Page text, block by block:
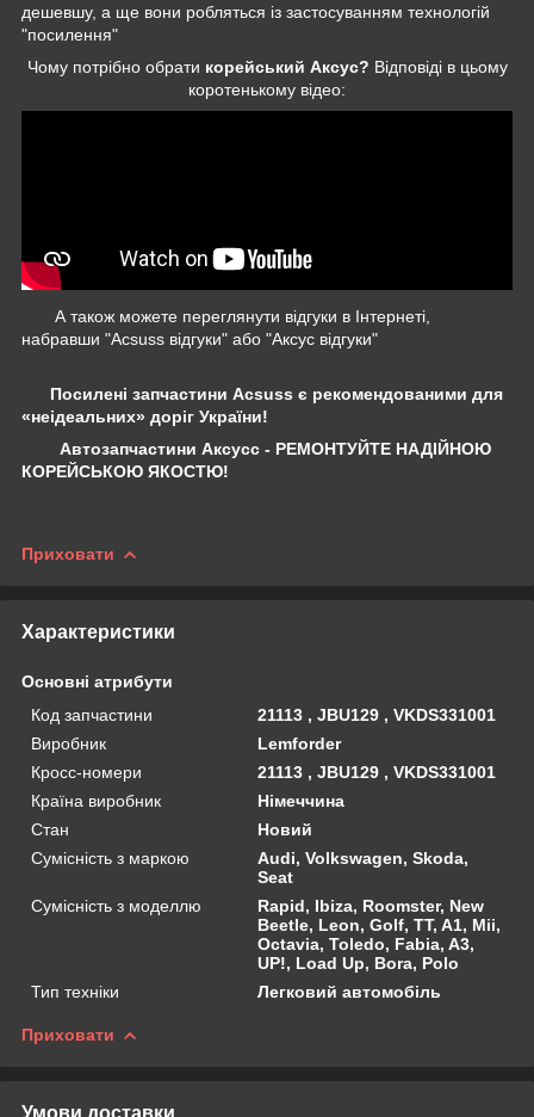
дешевшу, а ще вони робляться із застосуванням технологій
"посилення"
Чому потрібно обрати корейський Аксус? Відповіді в цьому
коротенькому відео:
А також можете переглянути відгуки в Інтернеті,
набравши "Acsuss відгуки" або "Аксус відгуки"
Посилені запчастини Acsuss є рекомендованими для
«неідеальних» доріг України!
Автозапчастини Аксусс - РЕМОНТУЙТЕ НАДІЙНОЮ
КОРЕЙСЬКОЮ ЯКОСТЮ!
Приховати
Характеристики
Основні атрибути
Код запчастини
21113 , JBU129 , VKDS331001
Виробник
Lemforder
Кросс-номери
21113 , JBU129 , VKDS331001
Країна виробник
Німеччина
Стан
Новий
Сумісність з маркою
Audi, Volkswagen, Skoda,
Seat
Сумісність з моделлю
Rapid, Ibiza, Roomster, New
Beetle, Leon, Golf, TT, A1, Mii,
Octavia, Toledo, Fabia, A3,
UP!, Load Up, Bora, Polo
Тип техніки
Легковий автомобіль
Приховати
Умови доставки